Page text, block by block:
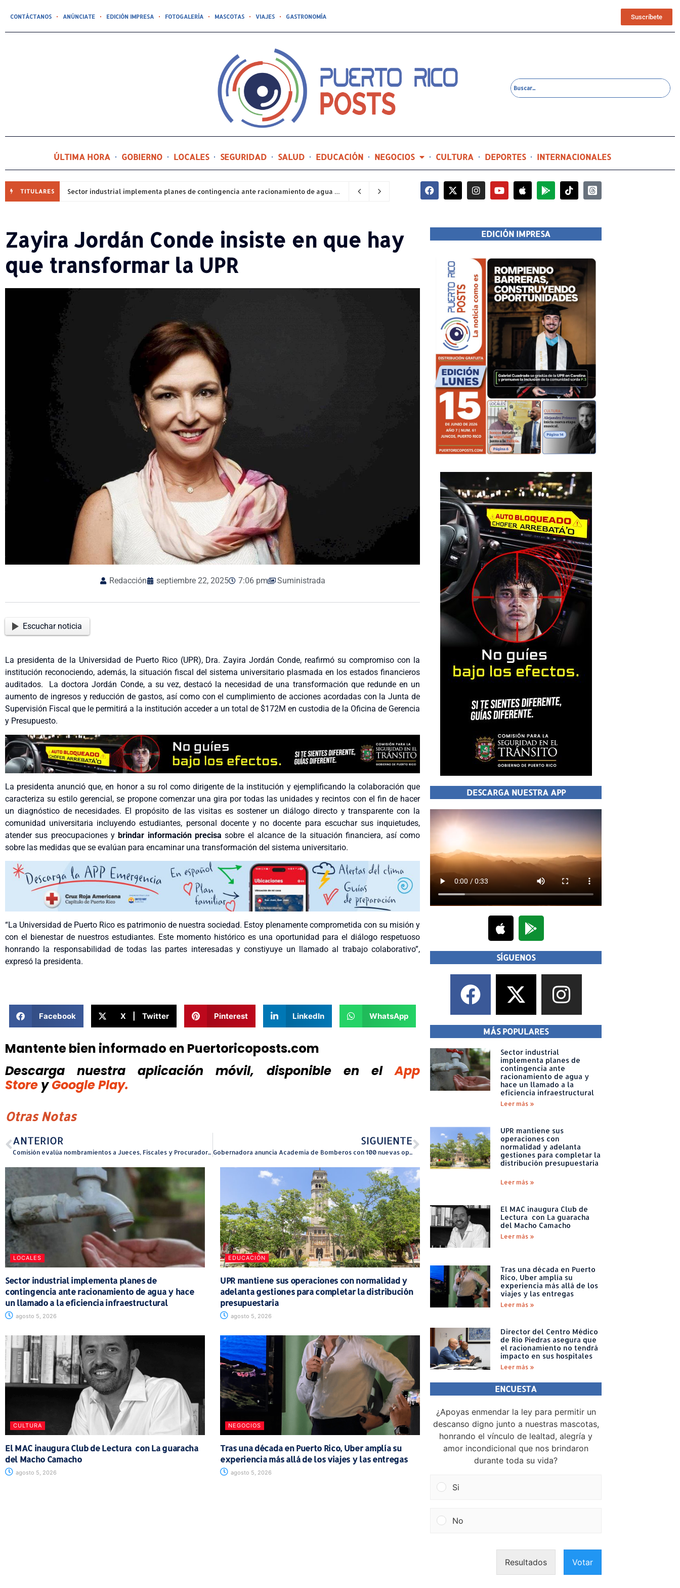
CONTÁCTANOS ANÚNCIATE EDICIÓN IMPRESA FOTOGALERÍA MASCOTAS VIAJES GASTRONOMÍA Suscríbete
ÚLTIMA HORA GOBIERNO LOCALES SEGURIDAD SALUD EDUCACIÓN NEGOCIOS CULTURA DEPORTES INTERNACIONALES
TITULARES Sector industrial implementa planes de contingencia ante racionamiento de agua y hace un llamado a la eficiencia infraestructural 3 horas ago
Zayira Jordán Conde insiste en que hay
que transformar la UPR
Redacción septiembre 22, 2025 7:06 pm Suministrada
Escuchar noticia
La presidenta de la Universidad de Puerto Rico (UPR), Dra. Zayira Jordán Conde, reafirmó su compromiso con la
institución reconociendo, además, la situación fiscal del sistema universitario plasmada en los estados financieros
auditados. La doctora Jordán Conde, a su vez, destacó la necesidad de una transformación que redunde en un
aumento de ingresos y reducción de gastos, así como con el cumplimiento de acciones acordadas con la Junta de
Supervisión Fiscal que le permitirá a la institución acceder a un total de $172M en custodia de la Oficina de Gerencia
y Presupuesto.
La presidenta anunció que, en honor a su rol como dirigente de la institución y ejemplificando la colaboración que
caracteriza su estilo gerencial, se propone comenzar una gira por todas las unidades y recintos con el fin de hacer
un diagnóstico de necesidades. El propósito de las visitas es sostener un diálogo directo y transparente con la
comunidad universitaria incluyendo estudiantes, personal docente y no docente para escuchar sus inquietudes,
atender sus preocupaciones ybrindar información precisa sobre el alcance de la situación financiera, así como
sobre las medidas que se evalúan para encaminar una transformación del sistema universitario.
“La Universidad de Puerto Rico es patrimonio de nuestra sociedad. Estoy plenamente comprometida con su misión y
con el bienestar de nuestros estudiantes. Este momento histórico es una oportunidad para el diálogo respetuoso
honrando la responsabilidad de todas las partes interesadas y constiyuye un llamado al trabajo colaborativo”,
expresó la presidenta.
Facebook X | Twitter Pinterest LinkedIn WhatsApp
Mantente bien informado en Puertoricoposts.com
Descarga nuestra aplicación móvil, disponible
en el
App
Store y Google Play.
Otras Notas
ANTERIOR
Comisión evalúa nombramientos a Jueces, Fiscales y Procurador de Menores
SIGUIENTE
Gobernadora anuncia Academia de Bomberos con 100 nuevas oportunidades de empleo y servicio
LOCALES
Sector industrial implementa planes de
contingencia ante racionamiento de agua y hace
un llamado a la eficiencia infraestructural
agosto 5, 2026
EDUCACIÓN
UPR mantiene sus operaciones con normalidad y
adelanta gestiones para completar la distribución
presupuestaria
agosto 5, 2026
CULTURA
El MAC inaugura Club de Lectura con La guaracha
del Macho Camacho
agosto 5, 2026
NEGOCIOS
Tras una década en Puerto Rico, Uber amplía su
experiencia más allá de los viajes y las entregas
agosto 5, 2026
EDICIÓN IMPRESA
DESCARGA NUESTRA APP
SÍGUENOS
MÁS POPULARES
Sector industrial
implementa planes de
contingencia ante
racionamiento de agua y
hace un llamado a la
eficiencia infraestructural
Leer más »
UPR mantiene sus
operaciones con
normalidad y adelanta
gestiones para completar la
distribución presupuestaria
Leer más »
El MAC inaugura Club de
Lectura con La guaracha
del Macho Camacho
Leer más »
Tras una década en Puerto
Rico, Uber amplía su
experiencia más allá de los
viajes y las entregas
Leer más »
Director del Centro Médico
de Río Piedras asegura que
el racionamiento no tendrá
impacto en sus hospitales
Leer más »
ENCUESTA
¿Apoyas enmendar la ley para permitir un
descanso digno junto a nuestras mascotas,
honrando el vínculo de lealtad, alegría y
amor incondicional que nos brindaron
durante toda su vida?
Si
No
Resultados Votar